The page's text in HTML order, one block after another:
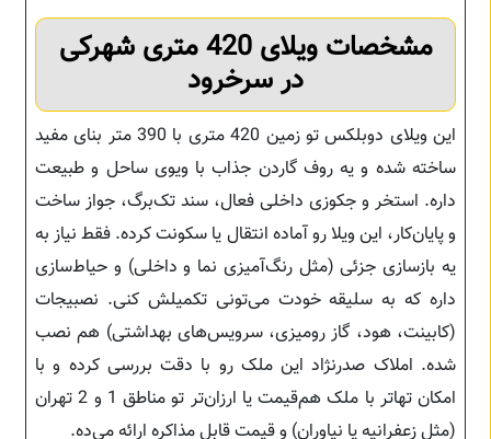
مشخصات ویلای 420 متری شهرکی
در سرخرود
این ویلای دوبلکس تو زمین 420 متری با 390 متر بنای مفید
ساخته شده و یه روف گاردن جذاب با ویوی ساحل و طبیعت
داره. استخر و جکوزی داخلی فعال، سند تک‌برگ، جواز ساخت
و پایان‌کار، این ویلا رو آماده انتقال یا سکونت کرده. فقط نیاز به
یه بازسازی جزئی (مثل رنگ‌آمیزی نما و داخلی) و حیاط‌سازی
داره که به سلیقه خودت می‌تونی تکمیلش کنی. نصبیجات
(کابینت، هود، گاز رومیزی، سرویس‌های بهداشتی) هم نصب
شده. املاک صدرنژاد این ملک رو با دقت بررسی کرده و با
امکان تهاتر با ملک هم‌قیمت یا ارزان‌تر تو مناطق 1 و 2 تهران
(مثل زعفرانیه یا نیاوران) و قیمت قابل مذاکره ارائه می‌ده.